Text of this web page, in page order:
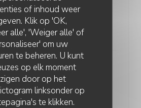
of inhoud weer
Klik op 'OK,
alle', 'Weiger alle' of
om uw
te beheren. U kunt
op elk moment
door op het
linksonder op
te klikken.
Ruinard Brut
15,00 EUR
12cl
Champagne
14,50 EUR
12cl
VILLIERS